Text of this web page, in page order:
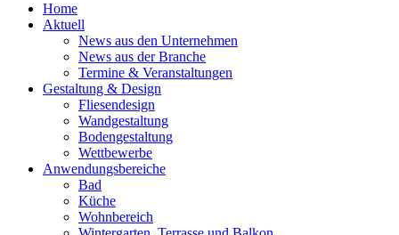
Home
Aktuell
News aus den Unternehmen
News aus der Branche
Termine & Veranstaltungen
Gestaltung & Design
Fliesendesign
Wandgestaltung
Bodengestaltung
Wettbewerbe
Anwendungsbereiche
Bad
Küche
Wohnbereich